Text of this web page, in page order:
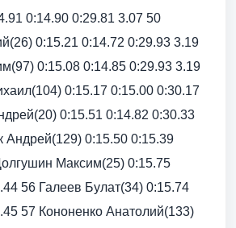
0:14.90 0:29.81 3.07 50
0:15.21 0:14.72 0:29.93 3.19
0:15.08 0:14.85 0:29.93 3.19
0:15.17 0:15.00 0:30.17
0:15.51 0:14.82 0:30.33
Андрей(129) 0:15.50 0:15.39
Максим(25) 0:15.75
56 Галеев Булат(34) 0:15.74
57 Кононенко Анатолий(133)